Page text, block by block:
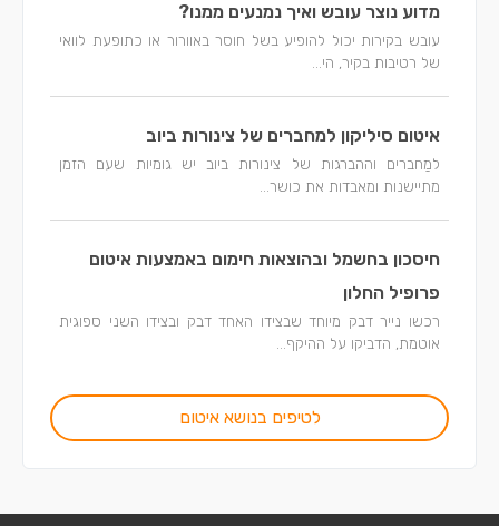
מדוע נוצר עובש ואיך נמנעים ממנו?
עובש בקירות יכול להופיע בשל חוסר באוורור או כתופעת לוואי
של רטיבות בקיר, הי...
איטום סיליקון למחברים של צינורות ביוב
למַחברים וההברגות של צינורות ביוב יש גומיות שעם הזמן
מתיישנות ומאבדות את כושר...
חיסכון בחשמל ובהוצאות חימום באמצעות איטום
פרופיל החלון
רכשו נייר דבק מיוחד שבצידו האחד דבק ובצידו השני ספוגית
אוטמת, הדביקו על ההיקף...
לטיפים בנושא איטום